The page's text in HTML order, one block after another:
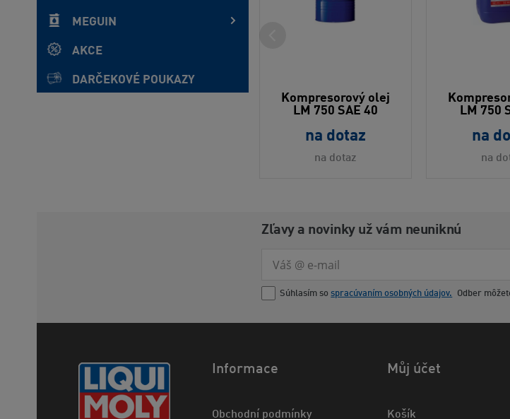
MEGUIN
AKCE
DARČEKOVÉ POUKAZY
Kompresorový olej
LM 750 SAE 40
na dotaz
na dotaz
LM 750
na
na
Zľavy a novinky už vám neuniknú
Súhlasím so spracúvaním osobných údajov. Odber
Informace
Obchodní podmínky
Můj účet
Košík